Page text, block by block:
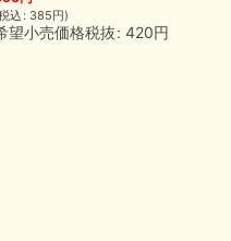
込 : 385円)
望小売価格税抜: 420円